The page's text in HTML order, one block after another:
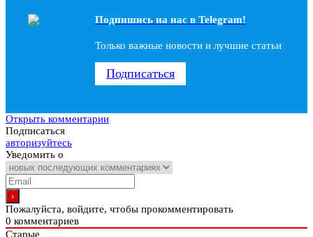
Подпишись на наc в Telegram!
Только важные новости и лучшие статьи
Подписаться
Открыть комментарии
Подписаться
авторизуйтесь
Уведомить о
Пожалуйста, войдите, чтобы прокомментировать
0 комментариев
Старые